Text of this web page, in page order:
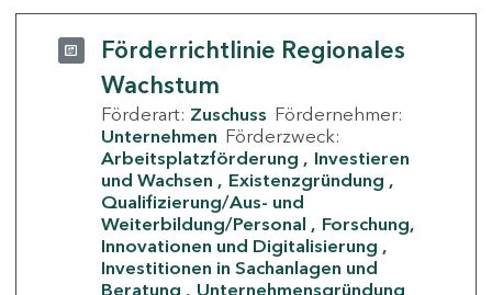
Förderrichtlinie Regionales
Wachstum
Förderart: Zuschuss Fördernehmer:
Unternehmen Förderzweck:
Arbeitsplatzförderung
Investieren
und Wachsen
Existenzgründung
Qualifizierung/Aus- und
Weiterbildung/Personal
Forschung,
Innovationen und Digitalisierung
Investitionen in Sachanlagen und
Beratung
Unternehmensgründung